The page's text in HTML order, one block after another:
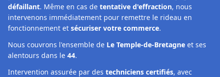
défaillant. Même en cas de tentative d'effraction, nous
intervenons immédiatement pour remettre le rideau en
fonctionnement et sécuriser votre commerce.
Nous couvrons l'ensemble de Le Temple-de-Bretagne et ses
alentours dans le 44.
Intervention assurée par des techniciens certifiés, avec